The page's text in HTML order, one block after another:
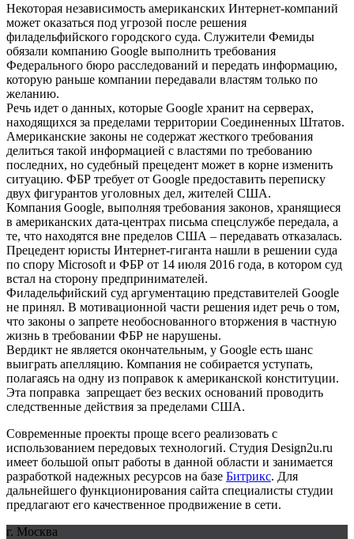
Некоторая независимость американских Интернет-компаний
может оказаться под угрозой после решения
филадельфийского городского суда. Служители Фемиды
обязали компанию Google выполнить требования
Федерального бюро расследований и передать информацию,
которую раньше компании передавали властям только по
желанию.
Речь идет о данных, которые Google хранит на серверах,
находящихся за пределами территории Соединенных Штатов.
Американские законы не содержат жесткого требования
делиться такой информацией с властями по требованию
последних, но судебный прецедент может в корне изменить
ситуацию. ФБР требует от Google предоставить переписку
двух фигурантов уголовных дел, жителей США.
Компания Google, выполняя требования законов, хранящиеся
в американских дата-центрах письма спецслужбе передала, а
те, что находятся вне пределов США – передавать отказалась.
Прецедент юристы Интернет-гиганта нашли в решении суда
по спору Microsoft и ФБР от 14 июля 2016 года, в котором суд
встал на сторону предпринимателей.
Филадельфийский суд аргументацию представителей Google
не принял. В мотивационной части решения идет речь о том,
что законы о запрете необоснованного вторжения в частную
жизнь в требовании ФБР не нарушены.
Вердикт не является окончательным, у Google есть шанс
выиграть апелляцию. Компания не собирается уступать,
полагаясь на одну из поправок к американской конституции.
Эта поправка запрещает без веских оснований проводить
следственные действия за пределами США.
Современные проекты проще всего реализовать с
использованием передовых технологий. Студия Design2u.ru
имеет большой опыт работы в данной области и занимается
разработкой надежных ресурсов на базе Битрикс. Для
дальнейшего функционирования сайта специалисты студии
предлагают его качественное продвижение в сети.
г. Москва